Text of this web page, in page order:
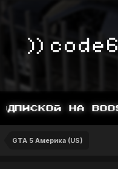
НА
GTA 5 Америка (US)